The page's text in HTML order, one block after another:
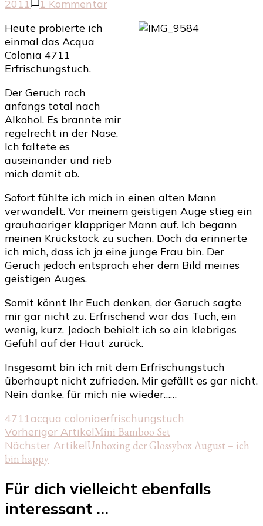
2011
1 Kommentarzu
Colonia
Heute probierte ich
einmal das Acqua
Colonia 4711
Erfrischungstuch.
Der Geruch roch
anfangs total nach
Alkohol. Es brannte mir
regelrecht in der Nase.
Ich faltete es
auseinander und rieb
mich damit ab.
Sofort fühlte ich mich in einen alten Mann
verwandelt. Vor meinem geistigen Auge stieg ein
grauhaariger klappriger Mann auf. Ich begann
meinen Krückstock zu suchen. Doch da erinnerte
ich mich, dass ich ja eine junge Frau bin. Der
Geruch jedoch entsprach eher dem Bild meines
geistigen Auges.
Somit könnt Ihr Euch denken, der Geruch sagte
mir gar nicht zu. Erfrischend war das Tuch, ein
wenig, kurz. Jedoch behielt ich so ein klebriges
Gefühl auf der Haut zurück.
Insgesamt bin ich mit dem Erfrischungstuch
überhaupt nicht zufrieden. Mir gefällt es gar nicht.
Nein danke, für mich nie wieder……
4711acqua coloniaerfrischungstuch
Beitragsnavigation
Vorheriger ArtikelMini Bamboo Set
Nächster ArtikelUnboxing der Glossybox August – ich
bin happy
Für dich vielleicht ebenfalls
interessant …